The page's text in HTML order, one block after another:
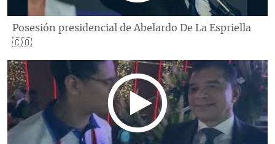
Posesión presidencial de Abelardo De La Espriella
🇨🇴